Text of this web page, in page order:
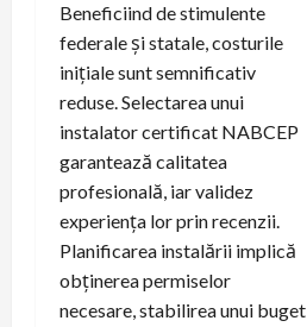
Beneficiind de stimulente
federale și statale, costurile
inițiale sunt semnificativ
reduse. Selectarea unui
instalator certificat NABCEP
garantează calitatea
profesională, iar validez
experiența lor prin recenzii.
Planificarea instalării implică
obținerea permiselor
necesare, stabilirea unui buget